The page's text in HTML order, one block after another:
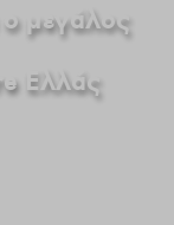
ο μεγάλος
Ελλάς